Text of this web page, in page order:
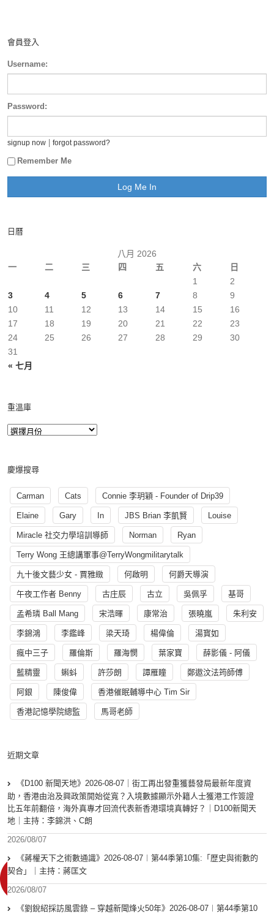
會員登入
Username:
Password:
signup now forgot password?
Remember Me
日曆
八月 2026
一
二 三 四 五 六 日
« 七月
1
2
3
4 5 6 7 8
9
10
11 12 13 14 15
16
17
18 19 20 21 22
23
24
25 26 27 28 29
30
31
重溫庫
慶爆搜尋
Carman Cats Connie 李玥穎 - Founder of Drip39
Elaine Gary In JBS Brian 李凱賢 Louise
Miracle 社交力學培訓導師 Norman Ryan
Terry Wong 王總講軍事@TerryWongmilitarytalk
九十後文藝少女 - 賈雅緻 何啟明 何爵天導演
午夜工作者 Benny 古庄辰 古立 吳佩孚 基哥
孟希璘 Ball Mang 宋浩暉 康常治 張曉嵐 朱利安
李錦鴻 李鑑峰 梁天琦 楊偉倫 湯寳如
瘋中三子 羅倫斯 羅海憫 葉家寶 薛影儀 - 阿儀
藍精靈 蝌蚪 許莎朗 譚雁瞳 鄭遨汶法筠師傅
阿銀 陳俊偉 香港催眠輔導中心 Tim Sir
香港記憶學院總監 馬哥老師
近期文章
《D100 新聞天地》2026-08-07｜街工再出發重獲藝發局最新年度資
助，香港由治及興政策開始從寬？入境數據顯示外籍人士獲港工作簽證
比五年前翻倍，海外真專才回流代表新香港環境真轉好？｜D100新聞天
地｜主持：李錦洪、C朗
2026/08/07
《蔣權天下之術數通識》2026-08-07︱第44季第10集:「歴史與術數的
契合」｜主持：蔣匡文
2026/08/07
《劉銳紹採訪風雲錄 – 穿越新聞烽火50年》2026-08-07︱第44季第10